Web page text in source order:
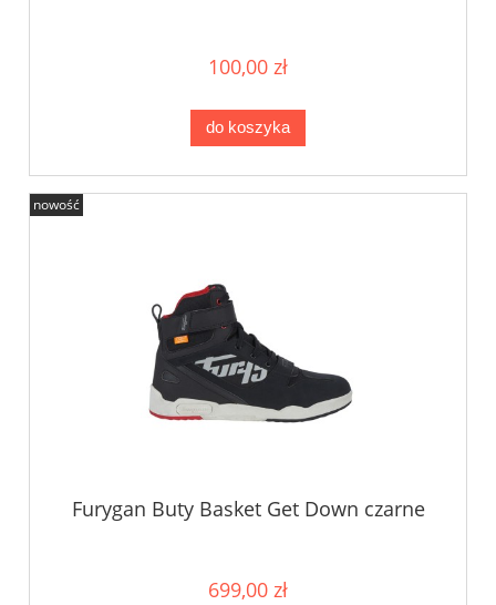
100,00 zł
do koszyka
Furygan Buty Basket Get Down czarne
699,00 zł
nowość